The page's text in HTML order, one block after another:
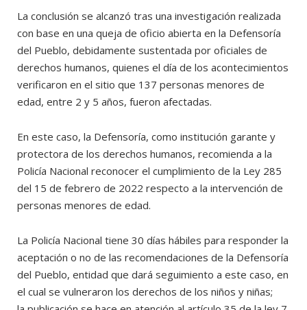
La conclusión se alcanzó tras una investigación realizada
con base en una queja de oficio abierta en la Defensoría
del Pueblo, debidamente sustentada por oficiales de
derechos humanos, quienes el día de los acontecimientos
verificaron en el sitio que 137 personas menores de
edad, entre 2 y 5 años, fueron afectadas.
En este caso, la Defensoría, como institución garante y
protectora de los derechos humanos, recomienda a la
Policía Nacional reconocer el cumplimiento de la Ley 285
del 15 de febrero de 2022 respecto a la intervención de
personas menores de edad.
La Policía Nacional tiene 30 días hábiles para responder la
aceptación o no de las recomendaciones de la Defensoría
del Pueblo, entidad que dará seguimiento a este caso, en
el cual se vulneraron los derechos de los niños y niñas;